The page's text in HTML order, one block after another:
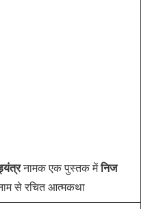
नामक एक पुस्तक मेंनिज
से रचित आत्मकथा